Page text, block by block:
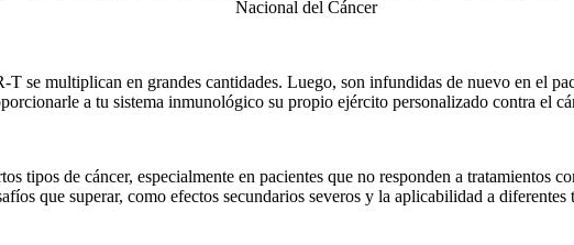
Nacional del Cáncer
se multiplican en grandes cantidades. Luego, son infundidas de nuevo en el
a tu sistema inmunológico su propio ejército personalizado contra el
tipos de cáncer, especialmente en pacientes que no responden a tratamientos
que superar, como efectos secundarios severos y la aplicabilidad a diferentes